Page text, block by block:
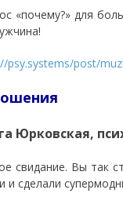
«почему?» для
psy.systems/post/
Юрковская,
свидание. Вы так
и сделали